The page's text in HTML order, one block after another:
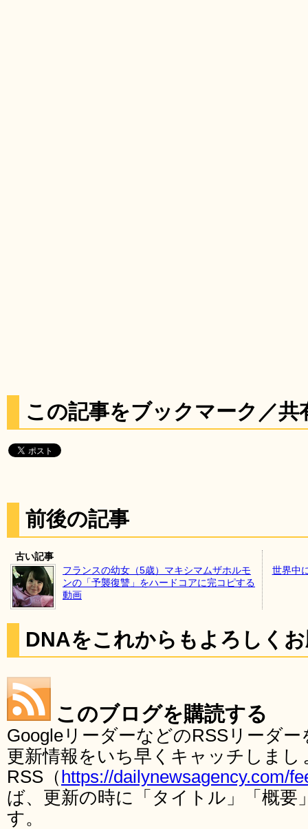
この記事をブックマーク／共
前後の記事
古い記事
フランスの幼女（5歳）マキシマムザホルモ
ンの「予襲復讐」をハードコアに完コピする
動画
世界中
DNAをこれからもよろしく
このブログを購読する
GoogleリーダーなどのRSSリーダ
更新情報をいち早くキャッチしま
RSS（ https://dailynewsagency.com/
ば、更新の時に「タイトル」「概要
す。